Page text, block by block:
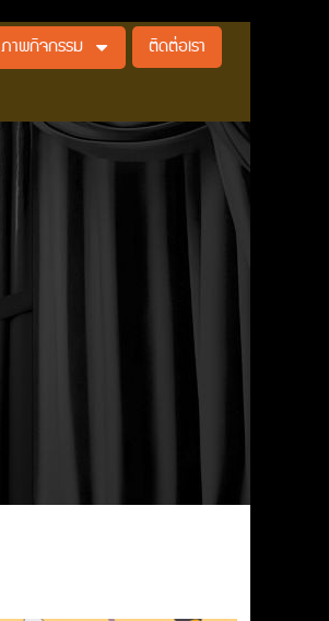
ภาพกิจกรรม
ติดต่อเรา